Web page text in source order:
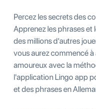
Percez les secrets des
Apprenez les phrases
des millions d'autres
vous aurez commencé
amoureux avec la
l'application Lingo app
et des phrases en